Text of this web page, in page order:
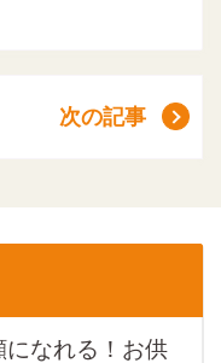
次の記事
なれる！お供